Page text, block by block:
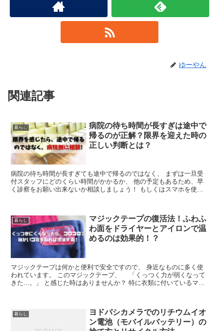
ゆーやん
関連記事
暮らし
病院の待ち時間が長すぎは途中で
帰るのが正解？限界を迎えた時の
正しい判断とは？
病院の待ち時間が長すぎても途中で帰るのではなく、 まずは一旦受
付スタッフにどのくらい時間がかかるか、 他の予定もあるため、早
く診察をお願い出来ないか相談しましょう！ もしくはスマホを使っ
暮らし
マジックテープの復活法！ふわふ
わ面をドライヤーとアイロンで温
めるのは効果的！？
マジックテープは何かと便利で安全ですので、 身近なものに多く使
われています。 このマジックテープ、 「くっつく力が弱くなって
きた...。」 と感じた時はありませんか？ 特に衣類に付いているマジ
か？
暮らし
ヨドバシカメラでのリチウムイオ
ン電池（モバイルバッテリー）の